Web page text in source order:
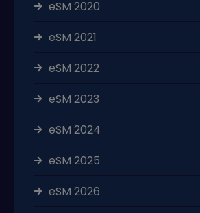
eSM 2020
eSM 2021
eSM 2022
eSM 2023
eSM 2024
eSM 2025
eSM 2026